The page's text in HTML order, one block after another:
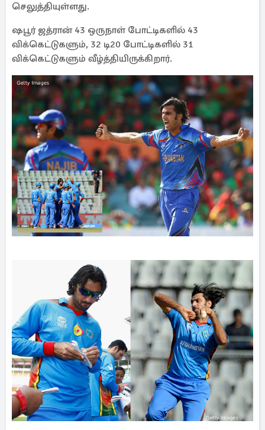
செலுத்தியுள்ளது.
ஷபூர் ஜத்ரான் 43 ஒருநாள் போட்டிகளில் 43
விக்கெட்டுகளும், 32 டி20 போட்டிகளில் 31
விக்கெட்டுகளும் வீழ்த்தியிருக்கிறார்.